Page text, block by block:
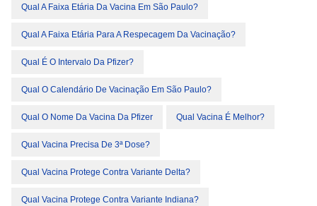
Qual A Faixa Etária Da Vacina Em São Paulo?
Qual A Faixa Etária Para A Respecagem Da Vacinação?
Qual É O Intervalo Da Pfizer?
Qual O Calendário De Vacinação Em São Paulo?
Qual O Nome Da Vacina Da Pfizer Qual Vacina É Melhor?
Qual Vacina Precisa De 3ª Dose?
Qual Vacina Protege Contra Variante Delta?
Qual Vacina Protege Contra Variante Indiana?